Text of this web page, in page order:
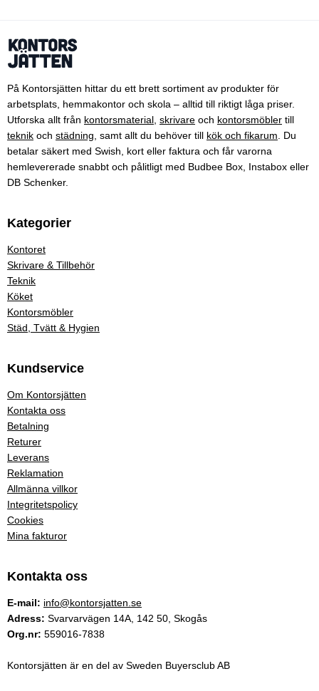
På Kontorsjätten hittar du ett brett sortiment av produkter för
arbetsplats, hemmakontor och skola – alltid till riktigt låga priser.
Utforska allt från kontorsmaterial skrivare och kontorsmöbler till
teknik och städning , samt allt du behöver till kök och fikarum . Du
betalar säkert med Swish, kort eller faktura och får varorna
hemlevererade snabbt och pålitligt med Budbee Box, Instabox eller
DB Schenker.
Kategorier
Kontoret
Skrivare & Tillbehör
Teknik
Köket
Kontorsmöbler
Städ, Tvätt & Hygien
Kundservice
Om Kontorsjätten
Kontakta oss
Betalning
Returer
Leverans
Reklamation
Allmänna villkor
Integritetspolicy
Cookies
Mina fakturor
Kontakta oss
E-mail: info@kontorsjatten.se
Adress: Svarvarvägen 14A, 142 50, Skogås
Org.nr: 559016-7838
Kontorsjätten är en del av Sweden Buyersclub AB